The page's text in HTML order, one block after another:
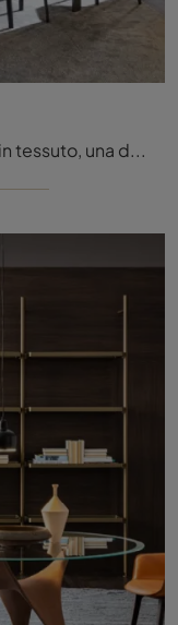
Con questa sedia Tea Molteni & C in tessuto, una delle nostre sedute fisse moderne, potrai valorizzare i tuoi locali.